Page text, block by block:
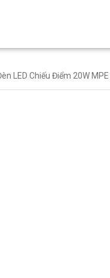
LED Chiếu Điểm 20W